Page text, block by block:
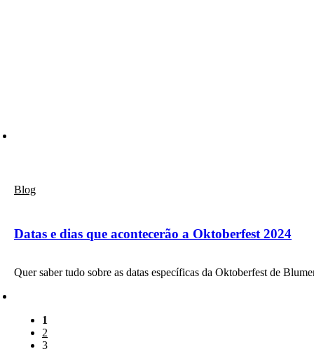
Blog
Datas e dias que acontecerão a Oktoberfest 2024
Quer saber tudo sobre as datas específicas da Oktoberfest de
1
2
3